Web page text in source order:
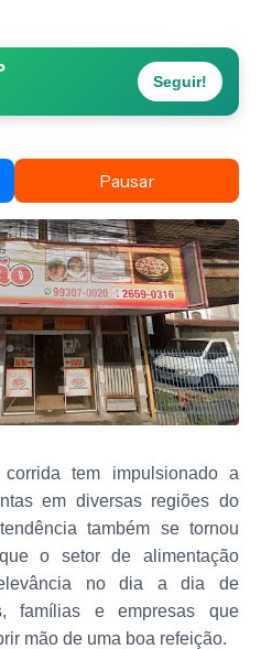
Seguir!
Pausar
tem impulsionado a
em diversas regiões do
também se tornou
o setor de alimentação
no dia a dia de
famílias e empresas que
mão de uma boa refeição.